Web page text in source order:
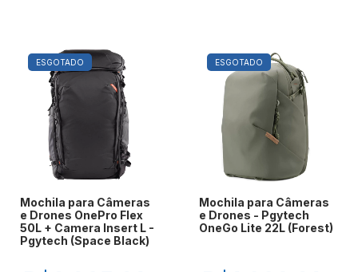
ESGOTADO
Mochila para Câmeras
e Drones OnePro Flex
50L + Camera Insert L -
Pgytech (Space Black)
ESGOTADO
Mochila para Câmeras
e Drones - Pgytech
OneGo Lite 22L (Forest)